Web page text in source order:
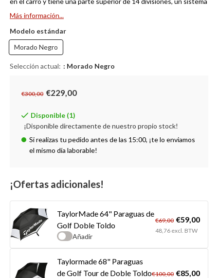
Más información...
Modelo estándar
Morado Negro
Selección actual: : Morado Negro
€300,00 €229,00
Disponible (1)
¡Disponible directamente de nuestro propio stock!
Si realizas tu pedido antes de las 15:00, ¡te lo enviamos
el mismo día laborable!
¡Ofertas adicionales!
TaylorMade 64" Paraguas de
Golf Doble Toldo
Añadir
€69,00 €59,00
48,76 excl. BTW
Taylormade 68" Paraguas
de Golf Tour de Doble Toldo€100,00 €85,00